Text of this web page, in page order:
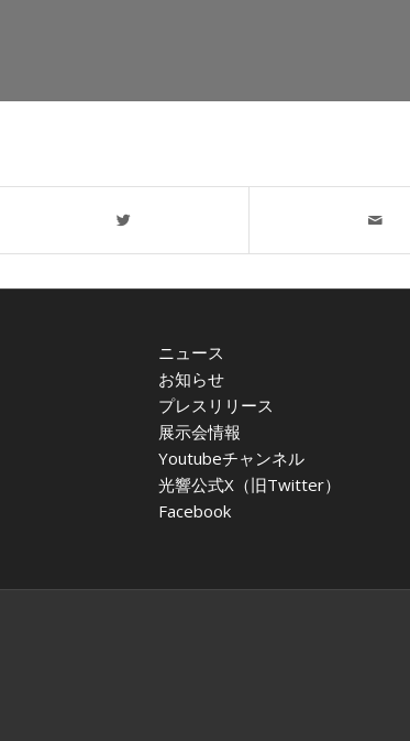
ニュース
お知らせ
プレスリリース
展示会情報
Youtubeチャンネル
光響公式X（旧Twitter）
Facebook